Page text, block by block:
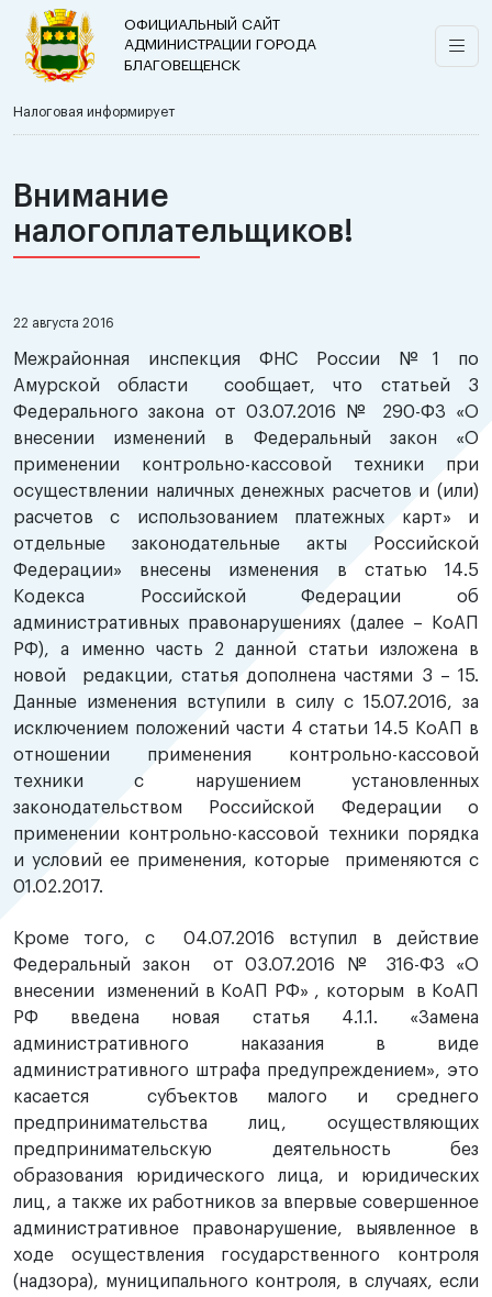
ОФИЦИАЛЬНЫЙ САЙТ
АДМИНИСТРАЦИИ ГОРОДА
БЛАГОВЕЩЕНСК
Налоговая информирует
Внимание
налогоплательщиков!
22 августа 2016
Межрайонная инспекция ФНС России №1 по
Амурской области сообщает, что статьей 3
Федерального закона от 03.07.2016 № 290-ФЗ «О
внесении изменений в Федеральный закон «О
применении контрольно-кассовой техники при
осуществлении наличных денежных расчетов и (или)
расчетов с использованием платежных карт» и
отдельные законодательные акты Российской
Федерации» внесены изменения в статью 14.5
Кодекса Российской Федерации об
административных правонарушениях (далее – КоАП
РФ), а именно часть 2 данной статьи изложена в
новой редакции, статья дополнена частями 3 – 15.
Данные изменения вступили в силу с 15.07.2016, за
исключением положений части 4 статьи 14.5 КоАП в
отношении применения контрольно-кассовой
техники с нарушением установленных
законодательством Российской Федерации о
применении контрольно-кассовой техники порядка
и условий ее применения, которые применяются с
01.02.2017.
Кроме того, с 04.07.2016 вступил в действие
Федеральный закон от 03.07.2016 № 316-ФЗ «О
внесении изменений в КоАП РФ» , которым в КоАП
РФ введена новая статья 4.1.1. «Замена
административного наказания в виде
административного штрафа предупреждением», это
касается субъектов малого и среднего
предпринимательства лиц, осуществляющих
предпринимательскую деятельность без
образования юридического лица, и юридических
лиц, а также их работников за впервые совершенное
административное правонарушение, выявленное в
ходе осуществления государственного контроля
(надзора), муниципального контроля, в случаях, если